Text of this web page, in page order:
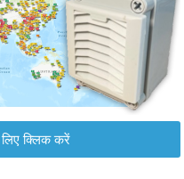
क्लिक करें